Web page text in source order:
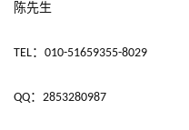
陈先生
TEL： 010-51659355-8029
QQ： 2853280987